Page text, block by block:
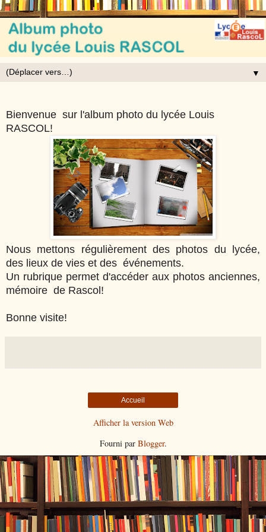
▼
Bienvenue sur l'album photo du lycée Louis
RASCOL!
Nous mettons régulièrement des photos du lycée,
des lieux de vies et des événements.
Un rubrique permet d'accéder aux photos anciennes,
mémoire de Rascol!
Bonne visite!
Accueil
Afficher la version Web
Fourni par Blogger.